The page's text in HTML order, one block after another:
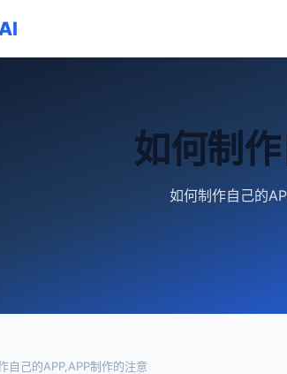
如何制
如何制作自己的
自己的APP,APP制作的注意